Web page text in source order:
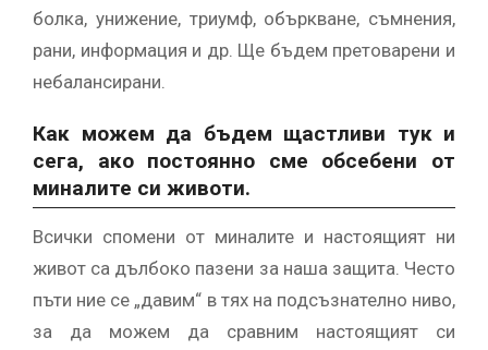
болка, унижение, триумф, объркване, съмнения,
рани, информация и др. Ще бъдем претоварени и
небалансирани.
Как можем да бъдем щастливи тук и
сега, ако постоянно сме обсебени от
миналите си животи.
Всички спомени от миналите и настоящият ни
живот са дълбоко пазени за наша защита. Често
пъти ние се „давим“ в тях на подсъзнателно ниво,
за да можем да сравним настоящият си